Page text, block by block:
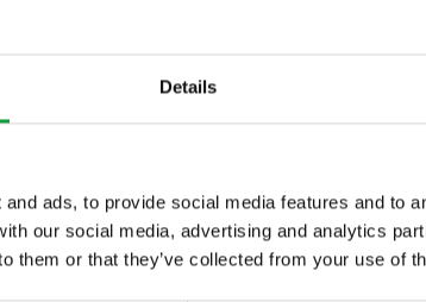
Details
ads, to provide social media features and to
our social media, advertising and analytics
them or that they’ve collected from your use of
nel